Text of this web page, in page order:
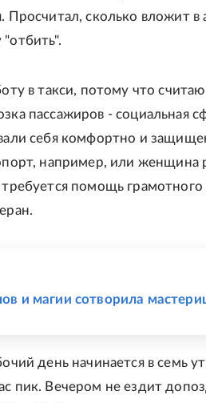
Просчитал, сколько вложит в
в такси, потому что
пассажиров - социальная
себя комфортно и
например, или
помощь грамотного
и магии сотворила
день начинается в семь
пик. Вечером не ездит